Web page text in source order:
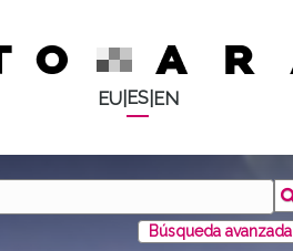
EU| ES| EN
Búsqueda avanzada